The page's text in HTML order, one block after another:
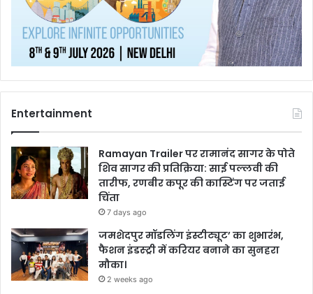
Entertainment
Ramayan Trailer पर रामानंद सागर के पोते
शिव सागर की प्रतिक्रिया: साई पल्लवी की
तारीफ, रणबीर कपूर की कास्टिंग पर जताई
चिंता
7 days ago
जमशेदपुर मॉडलिंग इंस्टीट्यूट’ का शुभारंभ,
फैशन इंडस्ट्री में करियर बनाने का सुनहरा
मौका।
2 weeks ago